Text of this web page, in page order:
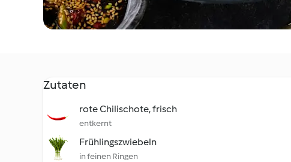
Zutaten
rote Chilischote, frisch
entkernt
Frühlingszwiebeln
in feinen Ringen